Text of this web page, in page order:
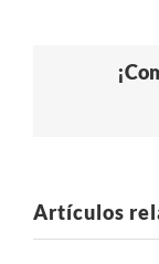
Artículos